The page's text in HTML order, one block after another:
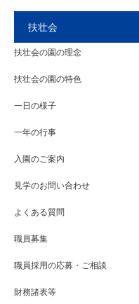
扶壮会
扶壮会の園の理念
扶壮会の園の特色
一日の様子
一年の行事
入園のご案内
見学のお問い合わせ
よくある質問
職員募集
職員採用の応募・ご相談
財務諸表等